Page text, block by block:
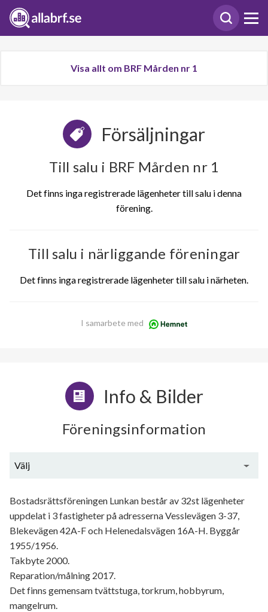
Visa allt om BRF Mården nr 1
Försäljningar
Till salu i BRF Mården nr 1
Det finns inga registrerade lägenheter till salu i denna
förening.
Till salu i närliggande föreningar
Det finns inga registrerade lägenheter till salu i närheten.
I samarbete med
Info & Bilder
Föreningsinformation
Välj
Bostadsrättsföreningen Lunkan består av 32st lägenheter
uppdelat i 3 fastigheter på adresserna Vesslevägen 3-37,
Blekevägen 42A-F och Helenedalsvägen 16A-H. Byggår
1955/1956.
Takbyte 2000.
Reparation/målning 2017.
Det finns gemensam tvättstuga, torkrum, hobbyrum,
mangelrum.